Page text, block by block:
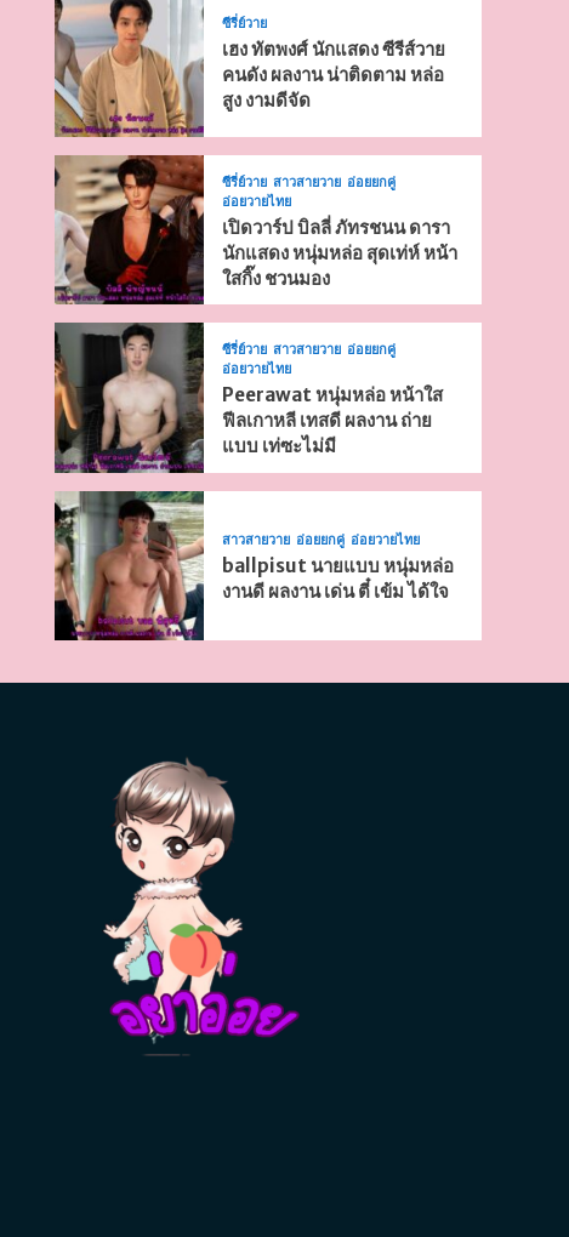
ซีรี่ย์วาย
เฮง ทัตพงศ์ นักแสดง ซีรีส์วาย
คนดัง ผลงาน น่าติดตาม หล่อ
สูง งามดีจัด
ซีรี่ย์วาย สาวสายวาย อ่อยยกคู่
อ่อยวายไทย
เปิดวาร์ป บิลลี่ ภัทรชนน ดารา
นักแสดง หนุ่มหล่อ สุดเท่ห์ หน้า
ใสกิ๊ง ชวนมอง
ซีรี่ย์วาย สาวสายวาย อ่อยยกคู่
อ่อยวายไทย
Peerawat หนุ่มหล่อ หน้าใส
ฟีลเกาหลี เทสดี ผลงาน ถ่าย
แบบ เท่ซะไม่มี
สาวสายวาย อ่อยยกคู่ อ่อยวายไทย
ballpisut นายแบบ หนุ่มหล่อ
งานดี ผลงาน เด่น ตี๋ เข้ม ได้ใจ